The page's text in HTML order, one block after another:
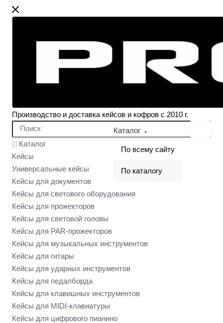
Производство и доставка кейсов и кофров с 2010 г.
Каталог
По всему сайту
По каталогу
Каталог
Кейсы
Универсальные кейсы
Кейсы для документов
Кейсы для светового оборудования
Кейсы для прожекторов
Кейсы для световой головы
Кейсы для PAR-прожекторов
Кейсы для музыкальных инструментов
Кейсы для гитары
Кейсы для ударных инструментов
Кейсы для педалборда
Кейсы для клавишных инструментов
Кейсы для MIDI-клавиатуры
Кейсы для цифрового пианино